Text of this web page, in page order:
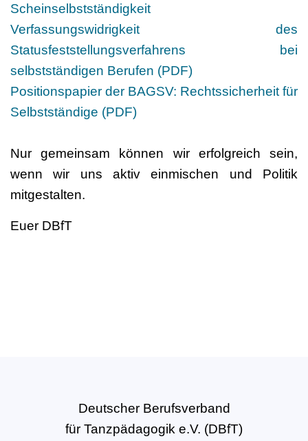
Scheinselbstständigkeit
Verfassungswidrigkeit des
Statusfeststellungsverfahrens bei
selbstständigen Berufen (PDF)
Positionspapier der BAGSV: Rechtssicherheit für
Selbstständige (PDF)
Nur gemeinsam können wir erfolgreich sein,
wenn wir uns aktiv einmischen und Politik
mitgestalten.
Euer DBfT
Deutscher Berufsverband
für Tanzpädagogik e.V. (DBfT)